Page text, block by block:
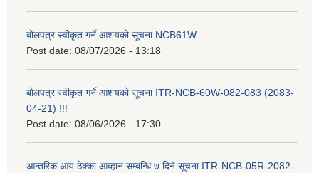
बोलपत्र स्वीकृत गर्ने आशयको सूचना NCB61W
Post date: 08/07/2026 - 13:18
बोलपत्र स्वीकृत गर्ने आशयको सूचना ITR-NCB-60W-082-083 (2083-
04-21) !!!
Post date: 08/06/2026 - 17:30
आन्तरिक आय ठेक्का आव्हान सम्बन्धि ७ दिने सूचना ITR-NCB-05R-2082-